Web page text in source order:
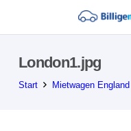
London1.jpg
Start Mietwagen England